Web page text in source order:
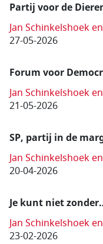
Partij voor de
Jan Schinkelshoek
27-05-2026
Forum voor
Jan Schinkelshoek
21-05-2026
SP, partij in de
Jan Schinkelshoek
20-04-2026
Je kunt niet
Jan Schinkelshoek
23-02-2026